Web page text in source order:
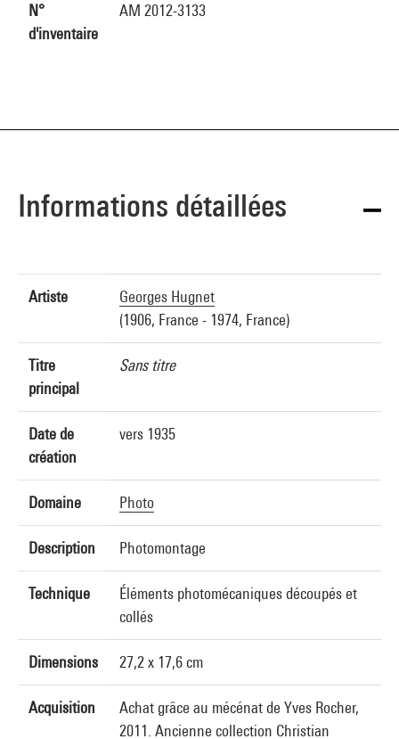
N°
d'inventaire
AM 2012-3133
Informations détaillées
Artiste
Georges Hugnet
(1906, France - 1974, France)
Titre
principal
Sans titre
Date de
création
vers 1935
Domaine Photo
Description Photomontage
Technique
Éléments photomécaniques découpés et
collés
Dimensions 27,2 x 17,6 cm
Acquisition
Achat grâce au mécénat de Yves Rocher,
2011. Ancienne collection Christian